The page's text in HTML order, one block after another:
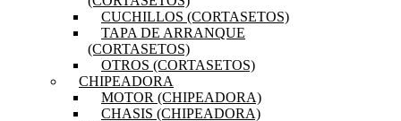
CUCHILLOS (CORTASETOS)
TAPA DE ARRANQUE
(CORTASETOS)
OTROS (CORTASETOS)
CHIPEADORA
MOTOR (CHIPEADORA)
CHASIS (CHIPEADORA)